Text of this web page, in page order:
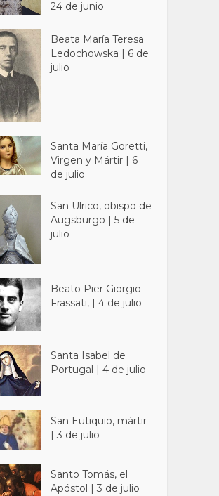
24 de junio
Beata María Teresa
Ledochowska | 6 de
julio
Santa María Goretti,
Virgen y Mártir | 6
de julio
San Ulrico, obispo de
Augsburgo | 5 de
julio
Beato Pier Giorgio
Frassati, | 4 de julio
Santa Isabel de
Portugal | 4 de julio
San Eutiquio, mártir
| 3 de julio
Santo Tomás, el
Apóstol | 3 de julio